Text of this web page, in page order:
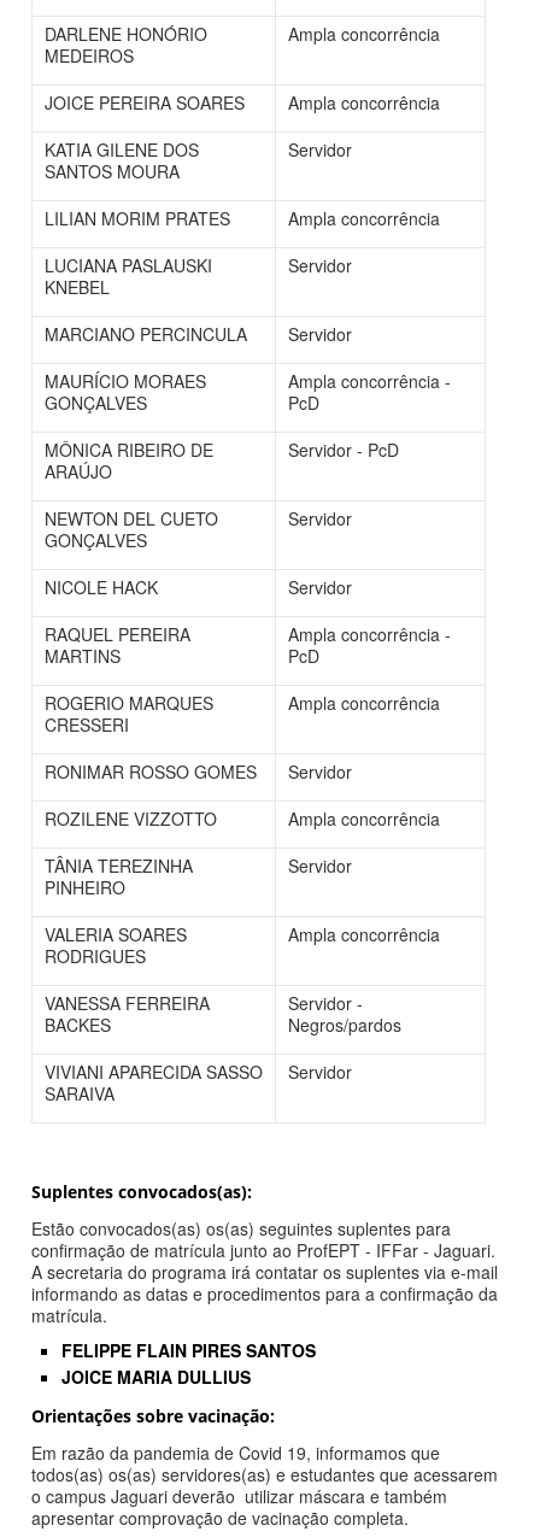
DARLENE HONÓRIO
MEDEIROS
Ampla concorrência
JOICE PEREIRA SOARES
Ampla concorrência
KATIA GILENE DOS
SANTOS MOURA
Servidor
LILIAN MORIM PRATES
Ampla concorrência
LUCIANA PASLAUSKI
KNEBEL
Servidor
MARCIANO PERCINCULA
Servidor
MAURÍCIO MORAES
GONÇALVES
Ampla concorrência -
PcD
MÔNICA RIBEIRO DE
ARAÚJO
Servidor - PcD
NEWTON DEL CUETO
GONÇALVES
Servidor
NICOLE HACK
Servidor
RAQUEL PEREIRA
MARTINS
Ampla concorrência -
PcD
ROGERIO MARQUES
CRESSERI
Ampla concorrência
RONIMAR ROSSO GOMES
Servidor
ROZILENE VIZZOTTO
Ampla concorrência
TÂNIA TEREZINHA
PINHEIRO
Servidor
VALERIA SOARES
RODRIGUES
Ampla concorrência
VANESSA FERREIRA
BACKES
Servidor -
Negros/pardos
VIVIANI APARECIDA SASSO
SARAIVA
Servidor
Suplentes convocados(as):
Estão convocados(as) os(as) seguintes suplentes para
confirmação de matrícula junto ao ProfEPT - IFFar - Jaguari.
A secretaria do programa irá contatar os suplentes via e-mail
informando as datas e procedimentos para a confirmação da
matrícula.
FELIPPE FLAIN PIRES SANTOS
JOICE MARIA DULLIUS
Orientações sobre vacinação:
Em razão da pandemia de Covid 19, informamos que
todos(as) os(as) servidores(as) e estudantes que acessarem
o campus Jaguari deverão utilizar máscara e também
apresentar comprovação de vacinação completa.